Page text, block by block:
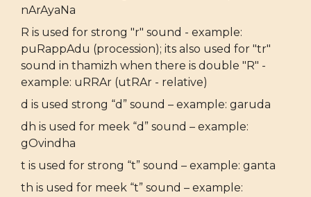
nArAyaNa
R is used for strong "r" sound - example:
puRappAdu (procession); its also used for "tr"
sound in thamizh when there is double "R" -
example: uRRAr (utRAr - relative)
d is used strong “d” sound – example: garuda
dh is used for meek “d” sound – example:
gOvindha
t is used for strong “t” sound – example: ganta
th is used for meek “t” sound – example: